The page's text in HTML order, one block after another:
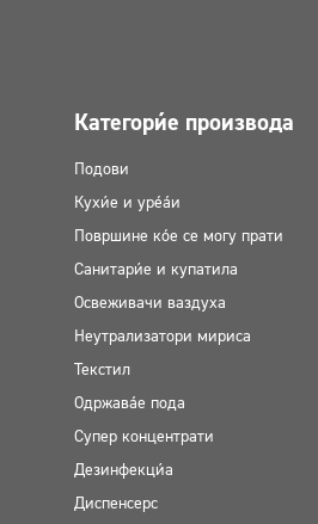
Категорије производа
Подови
Кухиње и уређаји
Површине које се могу прати
Санитарије и купатила
Освеживачи ваздуха
Неутрализатори мириса
Текстил
Одржавање пода
Супер концентрати
Дезинфекција
Диспенсерс